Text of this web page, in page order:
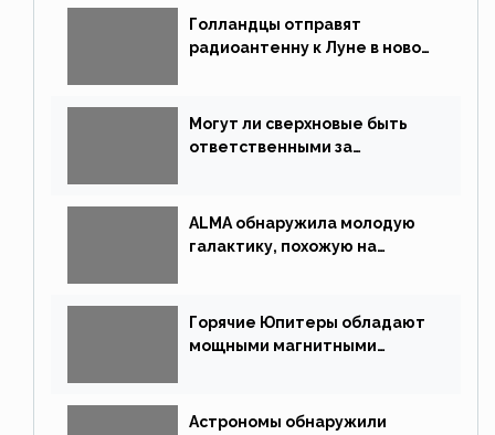
Голландцы отправят
радиоантенну к Луне в новой
Могут ли сверхновые быть
ответственными за
ALMA обнаружила молодую
галактику, похожую на
Горячие Юпитеры обладают
мощными магнитными
Астрономы обнаружили